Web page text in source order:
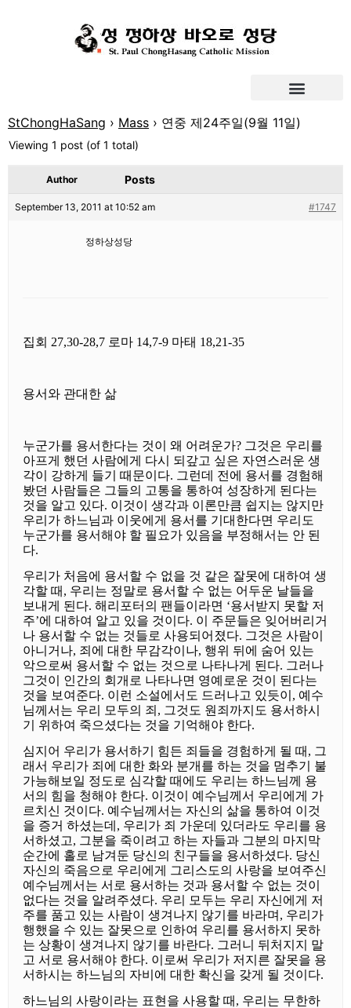
StChongHaSang › Mass › 연중 제24주일(9월 11일)
Viewing 1 post (of 1 total)
Author Posts
September 13, 2011 at 10:52 am #1747
정하상성당
집회 27,30-28,7 로마 14,7-9 마태 18,21-35
용서와 관대한 삶
누군가를 용서한다는 것이 왜 어려운가? 그것은 우리를
아프게 했던 사람에게 다시 되갚고 싶은 자연스러운 생
각이 강하게 들기 때문이다. 그런데 전에 용서를 경험해
봤던 사람들은 그들의 고통을 통하여 성장하게 된다는
것을 알고 있다. 이것이 생각과 이론만큼 쉽지는 않지만
우리가 하느님과 이웃에게 용서를 기대한다면 우리도
누군가를 용서해야 할 필요가 있음을 부정해서는 안 된
다.
우리가 처음에 용서할 수 없을 것 같은 잘못에 대하여 생
각할 때, 우리는 정말로 용서할 수 없는 어두운 날들을
보내게 된다. 해리포터의 팬들이라면 ‘용서받지 못할 저
주’에 대하여 알고 있을 것이다. 이 주문들은 잊어버리거
나 용서할 수 없는 것들로 사용되어졌다. 그것은 사람이
아니거나, 죄에 대한 무감각이나, 행위 뒤에 숨어 있는
악으로써 용서할 수 없는 것으로 나타나게 된다. 그러나
그것이 인간의 회개로 나타나면 영예로운 것이 된다는
것을 보여준다. 이런 소설에서도 드러나고 있듯이, 예수
님께서는 우리 모두의 죄, 그것도 원죄까지도 용서하시
기 위하여 죽으셨다는 것을 기억해야 한다.
심지어 우리가 용서하기 힘든 죄들을 경험하게 될 때, 그
래서 우리가 죄에 대한 화와 분개를 하는 것을 멈추기 불
가능해보일 정도로 심각할 때에도 우리는 하느님께 용
서의 힘을 청해야 한다. 이것이 예수님께서 우리에게 가
르치신 것이다. 예수님께서는 자신의 삶을 통하여 이것
을 증거 하셨는데, 우리가 죄 가운데 있더라도 우리를 용
서하셨고, 그분을 죽이려고 하는 자들과 그분의 마지막
순간에 홀로 남겨둔 당신의 친구들을 용서하셨다. 당신
자신의 죽음으로 우리에게 그리스도의 사랑을 보여주신
예수님께서는 서로 용서하는 것과 용서할 수 없는 것이
없다는 것을 알려주셨다. 우리 모두는 우리 자신에게 저
주를 품고 있는 사람이 생겨나지 않기를 바라며, 우리가
행했을 수 있는 잘못으로 인하여 우리를 용서하지 못하
는 상황이 생겨나지 않기를 바란다. 그러니 뒤처지지 말
고 서로 용서해야 한다. 이로써 우리가 저지른 잘못을 용
서하시는 하느님의 자비에 대한 확신을 갖게 될 것이다.
하느님의 사랑이라는 표현을 사용할 때, 우리는 무한하